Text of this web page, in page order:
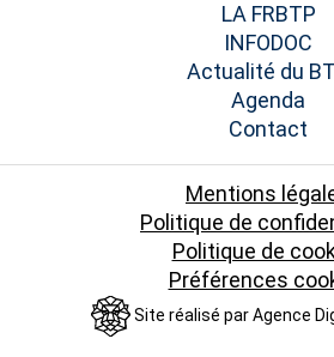
LA FRBTP
INFODOC
Actualité du
Agenda
Contact
Site réalisé parAgence
Mentions
Politique de
Politique de
Préférences